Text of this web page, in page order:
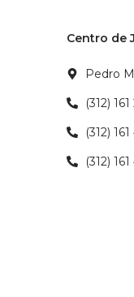
Centro de
Pedro
(312)
(312)
(312)